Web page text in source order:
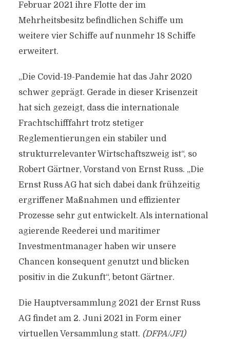
Februar 2021 ihre Flotte der im
Mehrheitsbesitz befindlichen Schiffe um
weitere vier Schiffe auf nunmehr 18 Schiffe
erweitert.
„Die Covid-19-Pandemie hat das Jahr 2020
schwer geprägt. Gerade in dieser Krisenzeit
hat sich gezeigt, dass die internationale
Frachtschifffahrt trotz stetiger
Reglementierungen ein stabiler und
strukturrelevanter Wirtschaftszweig ist“, so
Robert Gärtner, Vorstand von Ernst Russ. „Die
Ernst Russ AG hat sich dabei dank frühzeitig
ergriffener Maßnahmen und effizienter
Prozesse sehr gut entwickelt. Als international
agierende Reederei und maritimer
Investmentmanager haben wir unsere
Chancen konsequent genutzt und blicken
positiv in die Zukunft“, betont Gärtner.
Die Hauptversammlung 2021 der Ernst Russ
AG findet am 2. Juni 2021 in Form einer
virtuellen Versammlung statt. (DFPA/JF1)